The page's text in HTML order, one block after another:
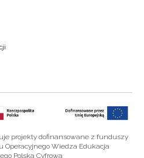
projekty dofinansowane z funduszy
Operacyjnego Wiedza Edukacja
Polska Cyfrowa